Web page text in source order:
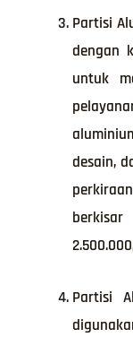
Partisi
dengan
untuk
desain,
Partisi